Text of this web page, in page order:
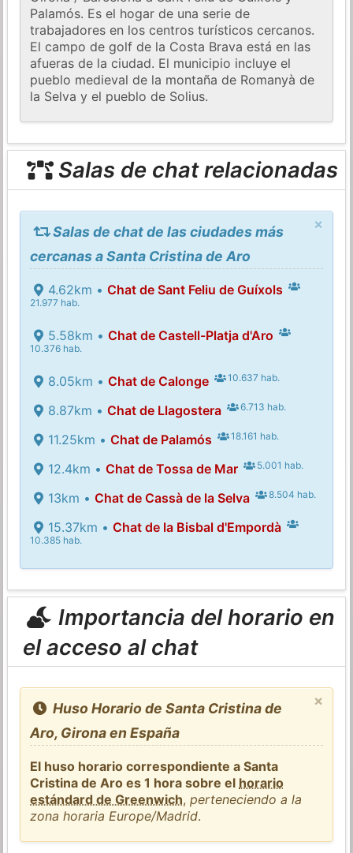
Palamós. Es el hogar de una serie de
trabajadores en los centros turísticos cercanos.
El campo de golf de la Costa Brava está en las
afueras de la ciudad. El municipio incluye el
pueblo medieval de la montaña de Romanyà de
la Selva y el pueblo de Solius.
Salas de chat relacionadas
×
Salas de chat de las ciudades más
cercanas a Santa Cristina de Aro
4.62km • Chat de Sant Feliu de Guíxols
21.977 hab.
5.58km • Chat de Castell-Platja d'Aro
10.376 hab.
8.05km • Chat de Calonge 10.637 hab.
8.87km • Chat de Llagostera 6.713 hab.
11.25km • Chat de Palamós 18.161 hab.
12.4km • Chat de Tossa de Mar 5.001 hab.
13km • Chat de Cassà de la Selva 8.504 hab.
15.37km • Chat de la Bisbal d'Empordà
10.385 hab.
Importancia del horario en
el acceso al chat
×
Huso Horario de Santa Cristina de
Aro, Girona en España
El huso horario correspondiente a Santa
Cristina de Aro es 1 hora sobre el horario
estándard de Greenwich,perteneciendo a la
zona horaria Europe/Madrid.